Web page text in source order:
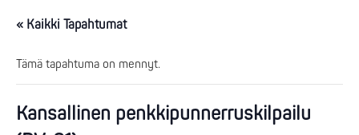
« Kaikki Tapahtumat
Tämä tapahtuma on mennyt.
Kansallinen penkkipunnerruskilpailu